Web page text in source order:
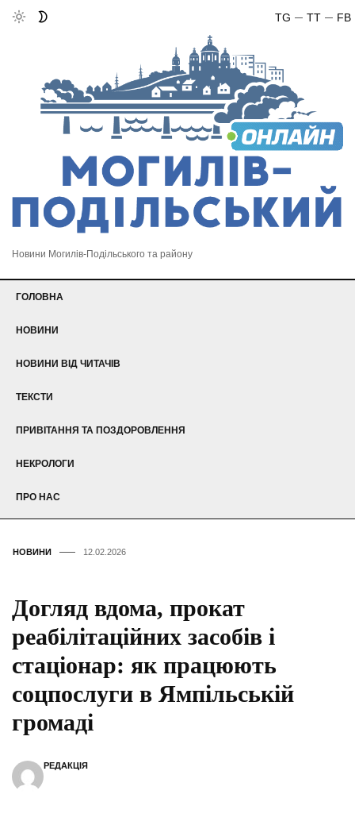
FB
TT
TG
Новини Могилів-Подільського та району
ГОЛОВНА
НОВИНИ
НОВИНИ ВІД ЧИТАЧІВ
ТЕКСТИ
ПРИВІТАННЯ ТА ПОЗДОРОВЛЕННЯ
НЕКРОЛОГИ
ПРО НАС
НОВИНИ 12.02.2026
Догляд вдома, прокат
реабілітаційних засобів і
стаціонар: як працюють
соцпослуги в Ямпільській
громаді
РЕДАКЦІЯ